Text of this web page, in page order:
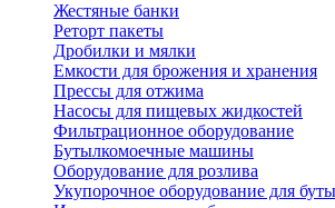
Жестяные банки
Реторт пакеты
Дробилки и мялки
Емкости для брожения и хранения
Прессы для отжима
Насосы для пищевых жидкостей
Фильтрационное оборудование
Бутылкомоечные машины
Оборудование для розлива
Укупорочное оборудование для